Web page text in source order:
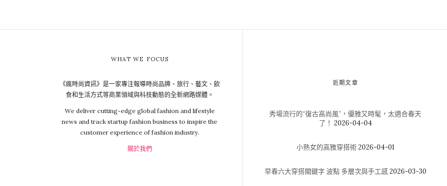
WHAT WE FOCUS
《瘋時尚資訊》是一家專注報導時尚品牌、旅行、藝文、飲
食和生活方式等商業領域與科技動態的全新網路媒體。
We deliver cutting-edge global fashion and lifestyle
news and track startup fashion business to inspire the
customer experience of fashion industry.
關於我們
近期文章
秀場流行的“復古高尚風”，優雅又時髦，太適合春天
了！ 2026-04-04
小熟女的高雅穿搭術2026-04-01
早春六大穿搭關鍵字 波點 多層次與手工感2026-03-30